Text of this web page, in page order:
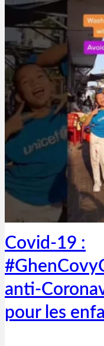
Thibaut Parent
20 mars 2020
Covid-19 :
anti-
pour les